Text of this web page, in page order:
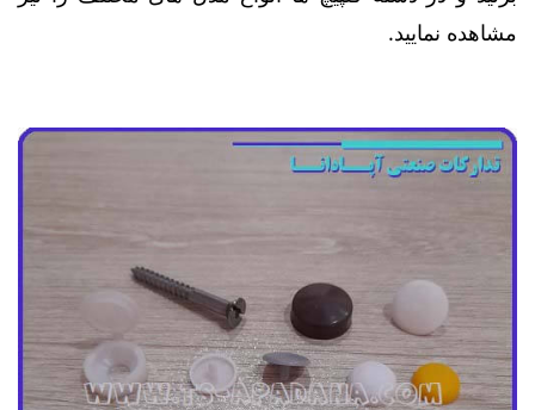
مشاهده نمایید.